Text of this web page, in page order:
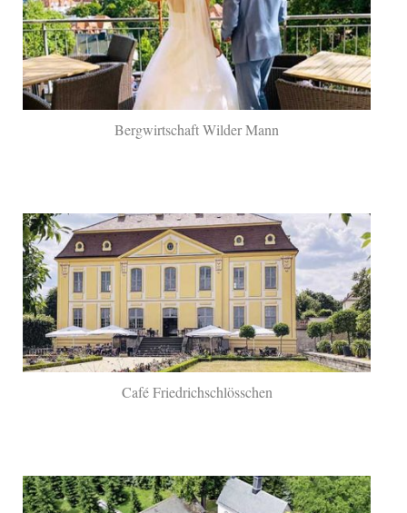
Bergwirtschaft Wilder Mann
Café Friedrichschlösschen